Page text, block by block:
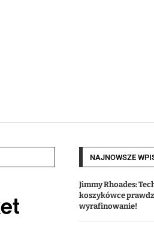
NAJNOWSZE
Jimmy Rhoades:
koszykówce
wyrafinowanie!